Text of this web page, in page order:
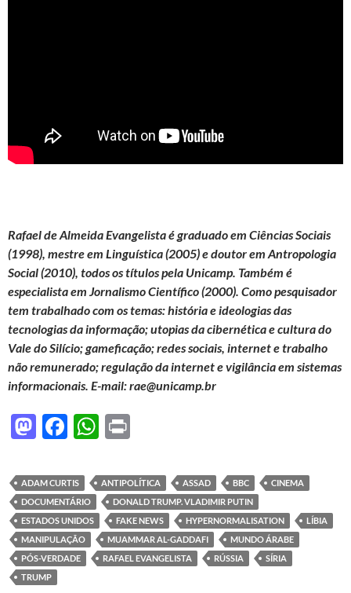
Rafael de Almeida Evangelista é graduado em Ciências Sociais
(1998), mestre em Linguística (2005) e doutor em Antropologia
Social (2010), todos os títulos pela Unicamp. Também é
especialista em Jornalismo Científico (2000). Como pesquisador
tem trabalhado com os temas: história e ideologias das
tecnologias da informação; utopias da cibernética e cultura do
Vale do Silício; gameficação; redes sociais, internet e trabalho
não remunerado; regulação da internet e vigilância em sistemas
informacionais. E-mail: rae@unicamp.br
M
to
d
o
n
F
e
b
o
o
k
W
at
s
A
p
p
nt
ADAM CURTIS ANTIPOLÍTICA ASSAD BBC
CINEMA
DOCUMENTÁRIO
DONALD TRUMP. VLADIMIR PUTIN
ESTADOS UNIDOS
FAKE NEWS HYPERNORMALISATION
LÍBIA
MANIPULAÇÃO
MUAMMAR AL-GADDAFI
MUNDO ÁRABE
PÓS-VERDADE
RAFAEL EVANGELISTA RÚSSIA
SÍRIA
TRUMP